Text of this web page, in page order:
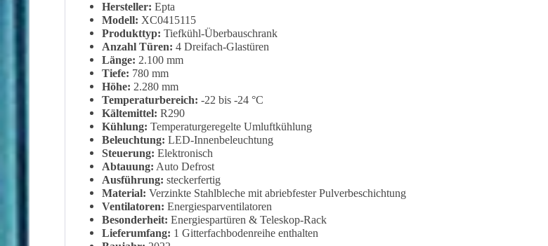
Hersteller: Epta
Modell: XC0415115
Produkttyp: Tiefkühl-Überbauschrank
Anzahl Türen: 4 Dreifach-Glastüren
Länge: 2.100 mm
Tiefe: 780 mm
Höhe: 2.280 mm
Temperaturbereich: -22 bis -24 °C
Kältemittel: R290
Kühlung: Temperaturgeregelte Umluftkühlung
Beleuchtung: LED-Innenbeleuchtung
Steuerung: Elektronisch
Abtauung: Auto Defrost
Ausführung: steckerfertig
Material: Verzinkte Stahlbleche mit abriebfester Pulverbeschichtung
Ventilatoren: Energiesparventilatoren
Besonderheit: Energiespartüren & Teleskop-Rack
Lieferumfang: 1 Gitterfachbodenreihe enthalten